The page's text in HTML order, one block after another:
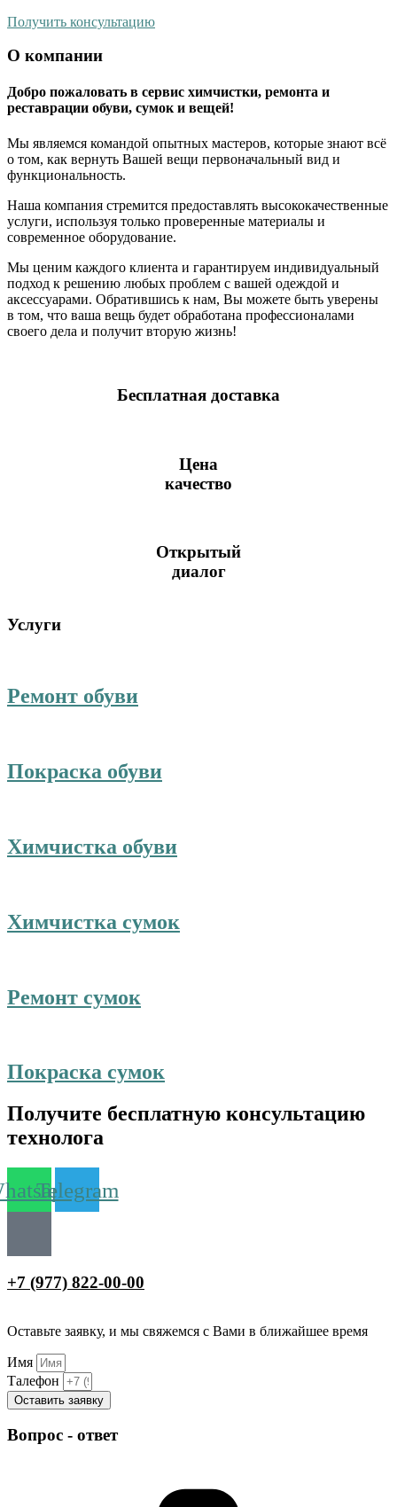
Получить консультацию
О компании
Добро пожаловать в сервис химчистки, ремонта и
реставрации обуви, сумок и вещей!
Мы являемся командой опытных мастеров, которые знают всё
о том, как вернуть Вашей вещи первоначальный вид и
функциональность.
Наша компания стремится предоставлять высококачественные
услуги, используя только проверенные материалы и
современное оборудование.
Мы ценим каждого клиента и гарантируем индивидуальный
подход к решению любых проблем с вашей одеждой и
аксессуарами. Обратившись к нам, Вы можете быть уверены
в том, что ваша вещь будет обработана профессионалами
своего дела и получит вторую жизнь!
Бесплатная доставка
Цена
качество
Открытый
диалог
Услуги
Ремонт обуви
Покраска обуви
Химчистка обуви
Химчистка сумок
Ремонт сумок
Покраска сумок
Получите бесплатную консультацию
технолога
Telegram
+7 (977) 822-00-00
Оставьте заявку, и мы свяжемся с Вами в ближайшее время
Имя
Талефон
Оставить заявку
Вопрос - ответ